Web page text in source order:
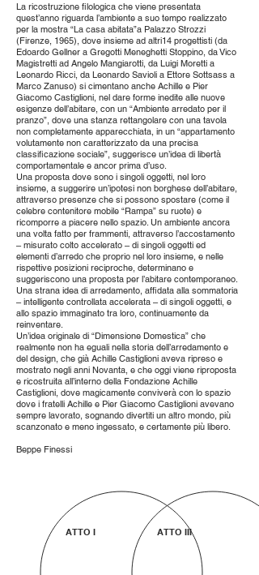
La ricostruzione filologica che viene presentata
quest’anno riguarda l’ambiente a suo tempo realizzato
per la mostra “La casa abitata”a Palazzo Strozzi
(Firenze, 1965), dove insieme ad altri14 progettisti (da
Edoardo Gellner a Gregotti Meneghetti Stoppino, da Vico
Magistretti ad Angelo Mangiarotti, da Luigi Moretti a
Leonardo Ricci, da Leonardo Savioli a Ettore Sottsass a
Marco Zanuso) si cimentano anche Achille e Pier
Giacomo Castiglioni, nel dare forme inedite alle nuove
esigenze dell’abitare, con un “Ambiente arredato per il
pranzo”, dove una stanza rettangolare con una tavola
non completamente apparecchiata, in un “appartamento
volutamente non caratterizzato da una precisa
classificazione sociale”, suggerisce un’idea di libertà
comportamentale e ancor prima d’uso.
Una proposta dove sono i singoli oggetti, nel loro
insieme, a suggerire un’ipotesi non borghese dell’abitare,
attraverso presenze che si possono spostare (come il
celebre contenitore mobile “Rampa” su ruote) e
ricomporre a piacere nello spazio. Un ambiente ancora
una volta fatto per frammenti, attraverso l’accostamento
– misurato colto accelerato – di singoli oggetti ed
elementi d’arredo che proprio nel loro insieme, e nelle
rispettive posizioni reciproche, determinano e
suggeriscono una proposta per l’abitare contemporaneo.
Una strana idea di arredamento, affidata alla sommatoria
– intelligente controllata accelerata – di singoli oggetti, e
allo spazio immaginato tra loro, continuamente da
reinventare.
Un’idea originale di “Dimensione Domestica” che
realmente non ha eguali nella storia dell’arredamento e
del design, che già Achille Castiglioni aveva ripreso e
mostrato negli anni Novanta, e che oggi viene riproposta
e ricostruita all’interno della Fondazione Achille
Castiglioni, dove magicamente conviverà con lo spazio
dove i fratelli Achille e Pier Giacomo Castiglioni avevano
sempre lavorato, sognando divertiti un altro mondo, più
scanzonato e meno ingessato, e certamente più libero.
Beppe Finessi
ATTO I ATTO III